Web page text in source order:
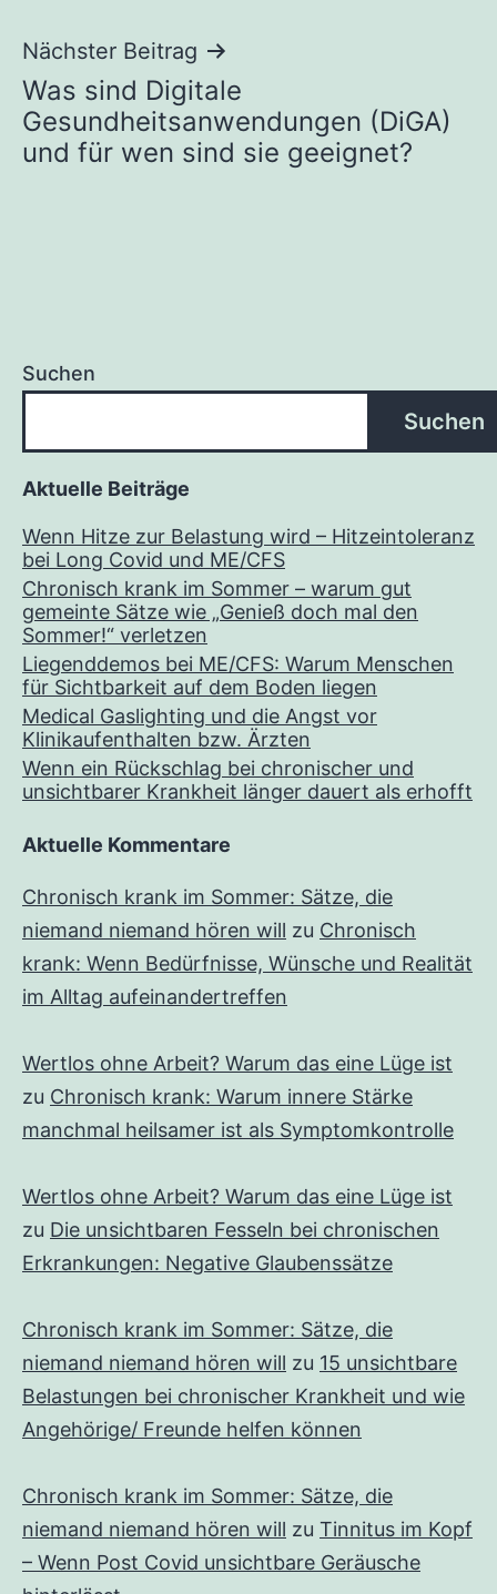
Nächster Beitrag
Was sind Digitale
Gesundheitsanwendungen (DiGA)
und für wen sind sie geeignet?
Suchen
Suchen
Aktuelle Beiträge
Wenn Hitze zur Belastung wird – Hitzeintoleranz
bei Long Covid und ME/CFS
Chronisch krank im Sommer – warum gut
gemeinte Sätze wie „Genieß doch mal den
Sommer!“ verletzen
Liegenddemos bei ME/CFS: Warum Menschen
für Sichtbarkeit auf dem Boden liegen
Medical Gaslighting und die Angst vor
Klinikaufenthalten bzw. Ärzten
Wenn ein Rückschlag bei chronischer und
unsichtbarer Krankheit länger dauert als erhofft
Aktuelle Kommentare
Chronisch krank im Sommer: Sätze, die
niemand niemand hören will zu Chronisch
krank: Wenn Bedürfnisse, Wünsche und Realität
im Alltag aufeinandertreffen
Wertlos ohne Arbeit? Warum das eine Lüge ist
zu Chronisch krank: Warum innere Stärke
manchmal heilsamer ist als Symptomkontrolle
Wertlos ohne Arbeit? Warum das eine Lüge ist
zu Die unsichtbaren Fesseln bei chronischen
Erkrankungen: Negative Glaubenssätze
Chronisch krank im Sommer: Sätze, die
niemand niemand hören will zu 15 unsichtbare
Belastungen bei chronischer Krankheit und wie
Angehörige/ Freunde helfen können
Chronisch krank im Sommer: Sätze, die
niemand niemand hören will zu Tinnitus im Kopf
– Wenn Post Covid unsichtbare Geräusche